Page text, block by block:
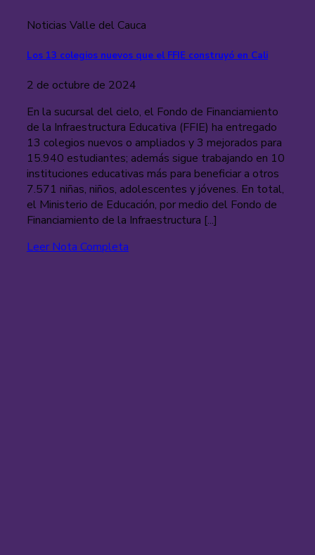
Noticias Valle del Cauca
Los 13 colegios nuevos que el FFIE construyó en Cali
2 de octubre de 2024
En la sucursal del cielo, el Fondo de Financiamiento
de la Infraestructura Educativa (FFIE) ha entregado
13 colegios nuevos o ampliados y 3 mejorados para
15.940 estudiantes; además sigue trabajando en 10
instituciones educativas más para beneficiar a otros
7.571 niñas, niños, adolescentes y jóvenes. En total,
el Ministerio de Educación, por medio del Fondo de
Financiamiento de la Infraestructura [...]
Leer Nota Completa